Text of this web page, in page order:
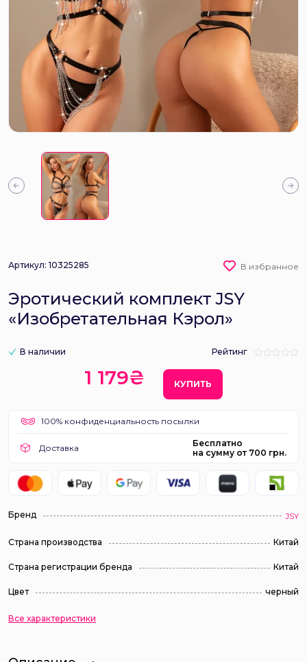
Артикул: 10325285 В избранное
Эротический комплект JSY
«Изобретательная Кэрол»
В наличии Рейтинг
1 179₴ КУПИТЬ
100% конфиденциальность посылки
Доставка
Бесплатно
на сумму от 700 грн.
Бренд JSY
Страна производства Китай
Страна регистрации бренда Китай
Цвет черный
Все характеристики